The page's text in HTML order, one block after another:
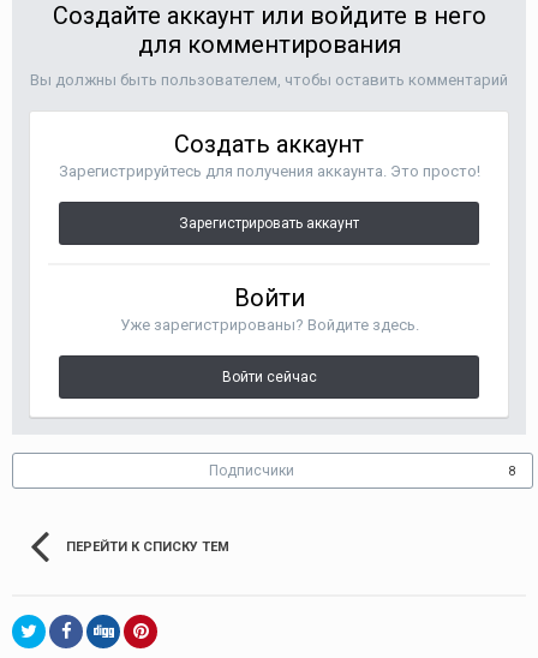
Создайте аккаунт или войдите в него
для комментирования
Вы должны быть пользователем, чтобы оставить комментарий
Создать аккаунт
Зарегистрируйтесь для получения аккаунта. Это просто!
Зарегистрировать аккаунт
Войти
Уже зарегистрированы? Войдите здесь.
Войти сейчас
Подписчики 8
ПЕРЕЙТИ К СПИСКУ ТЕМ